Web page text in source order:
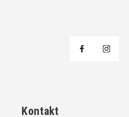
Kontakt